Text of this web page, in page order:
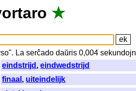
★
La serĉado daŭris 0,004sekundojn
eindstrijd ,eindwedstrijd
finaal , uiteindelijk